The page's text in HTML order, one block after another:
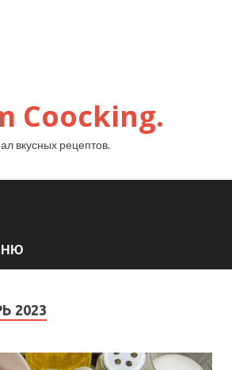
Coocking.
вкусных рецептов.
2023